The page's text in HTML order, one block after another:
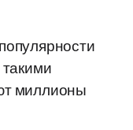
миллионы